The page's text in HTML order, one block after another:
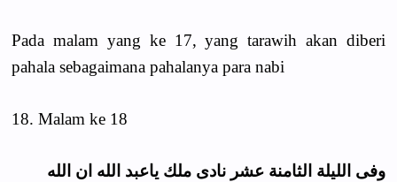
Pada malam yang ke 17, yang tarawih akan diberi
pahala sebagaimana pahalanya para nabi
18. Malam ke 18
وفى الليلة الثامنة عشر نادى ملك ياعبد الله ان الله